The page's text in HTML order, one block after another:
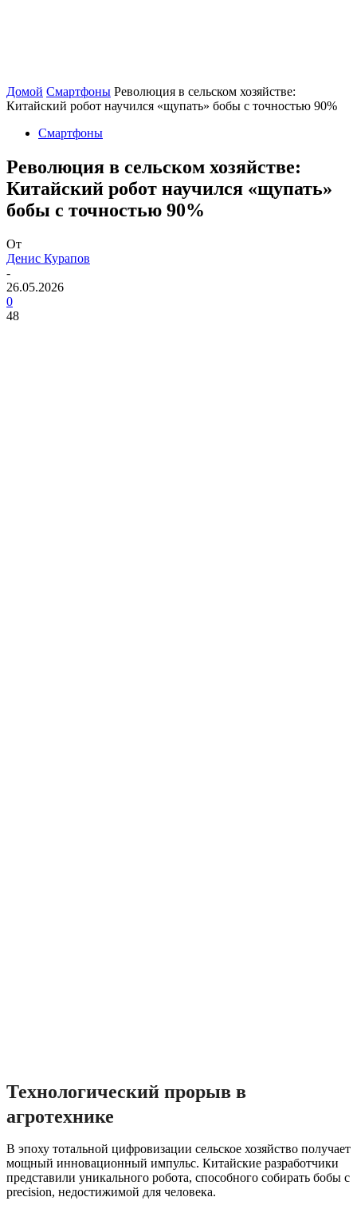
Домой Смартфоны Революция в сельском хозяйстве:
Китайский робот научился «щупать» бобы с точностью 90%
Смартфоны
Революция в сельском хозяйстве:
Китайский робот научился «щупать»
бобы с точностью 90%
От
Денис Курапов
-
26.05.2026
0
48
Технологический прорыв в
агротехнике
В эпоху тотальной цифровизации сельское хозяйство получает
мощный инновационный импульс. Китайские разработчики
представили уникального робота, способного собирать бобы с
precision, недостижимой для человека.